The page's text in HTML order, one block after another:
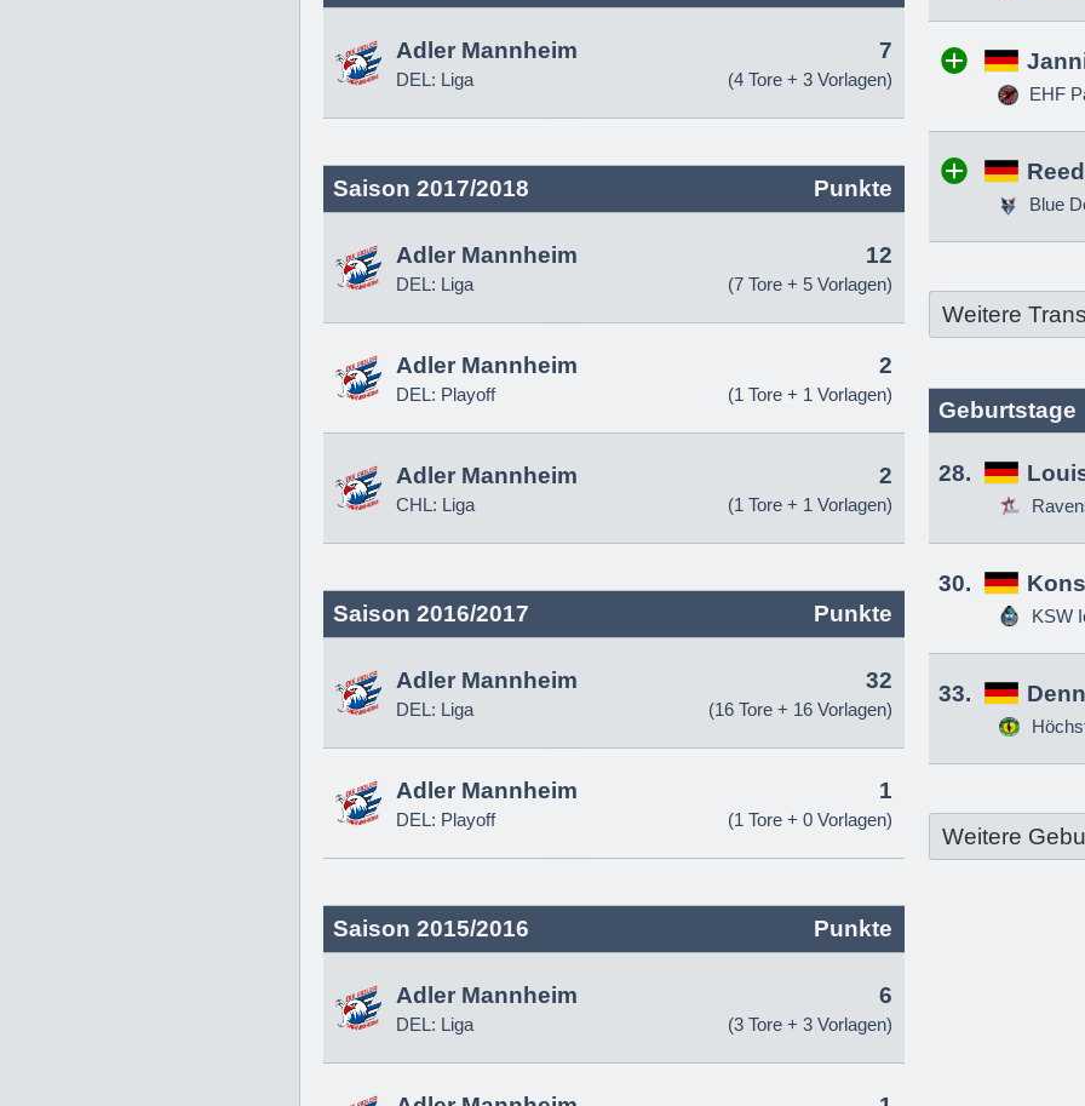
Adler Mannheim
DEL: Liga
7
(4 Tore + 3 Vorlagen)
Saison 2017/2018 Punkte
Adler Mannheim
DEL: Liga
12
(7 Tore + 5 Vorlagen)
Adler Mannheim
DEL: Playoff
2
(1 Tore + 1 Vorlagen)
Adler Mannheim
CHL: Liga
2
(1 Tore + 1 Vorlagen)
Saison 2016/2017 Punkte
Adler Mannheim
DEL: Liga
32
(16 Tore + 16 Vorlagen)
Adler Mannheim
DEL: Playoff
1
(1 Tore + 0 Vorlagen)
Saison 2015/2016 Punkte
Adler Mannheim
DEL: Liga
6
(3 Tore + 3 Vorlagen)
EHF
Blue
Weitere
Geburtstage
28.
30.
KSW
33.
Weitere